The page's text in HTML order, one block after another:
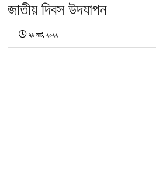
জাতীয় দিবস উদযাপন
২৬ মার্চ, ২০২২